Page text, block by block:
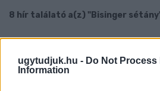
ugytudjuk.hu - Do Not Process
Information
8 hír találató a(z) "Bisinger
BISINGER JÓZSEF SÉTÁNY
MÓDOSÍTÁSÁRÓL